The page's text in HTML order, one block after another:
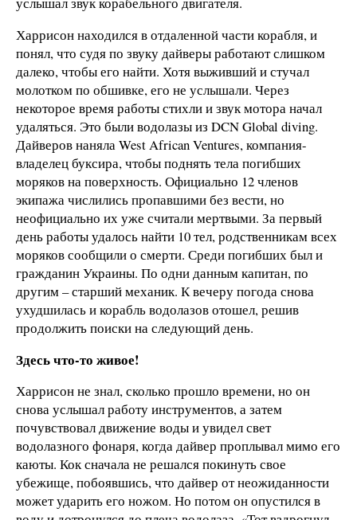
Харрисон находился в отдаленной части корабля, и
понял, что судя по звуку дайверы работают слишком
далеко, чтобы его найти. Хотя выживший и стучал
молотком по обшивке, его не услышали. Через
некоторое время работы стихли и звук мотора начал
удаляться. Это были водолазы из DCN Global diving.
Дайверов наняла West African Ventures, компания-
владелец буксира, чтобы поднять тела погибших
моряков на поверхность. Официально 12 членов
экипажа числились пропавшими без вести, но
неофициально их уже считали мертвыми. За первый
день работы удалось найти 10 тел, родственникам всех
моряков сообщили о смерти. Среди погибших был и
гражданин Украины. По одни данным капитан, по
другим – старший механик. К вечеру погода снова
ухудшилась и корабль водолазов отошел, решив
продолжить поиски на следующий день.
Здесь что-то живое!
Харрисон не знал, сколько прошло времени, но он
снова услышал работу инструментов, а затем
почувствовал движение воды и увидел свет
водолазного фонаря, когда дайвер проплывал мимо его
каюты. Кок сначала не решался покинуть свое
убежище, побоявшись, что дайвер от неожиданности
может ударить его ножом. Но потом он опустился в